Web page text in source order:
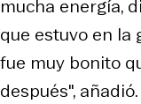
mucha energía,
que estuvo en la
fue muy bonito
después", añadió.